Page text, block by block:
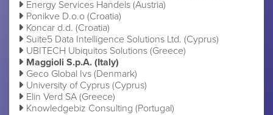
Energy Services Handels (Austria)
Ponikve D.o.o (Croatia)
Koncar d.d. (Croatia)
Suite5 Data Intelligence Solutions Ltd. (Cyprus)
UBITECH Ubiquitos Solutions (Greece)
Maggioli S.p.A. (Italy)
Geco Global Ivs (Denmark)
University of Cyprus (Cyprus)
Elin Verd SA (Greece)
Knowledgebiz Consulting (Portugal)